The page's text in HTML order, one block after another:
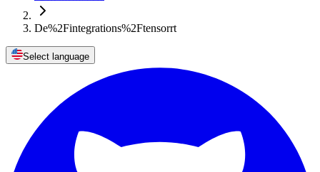
De%2Fintegrations%2Ftensorrt
Select language